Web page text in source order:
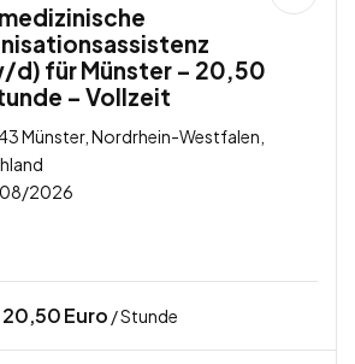
d) für Münster – 20,50
– Vollzeit
Münster, Nordrhein-Westfalen,
2026
20,50Euro / Stunde